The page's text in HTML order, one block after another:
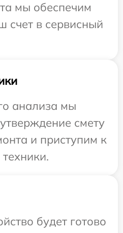
мы обеспечим
счет в сервисный
анализа мы
смету
и приступим к
будет готово